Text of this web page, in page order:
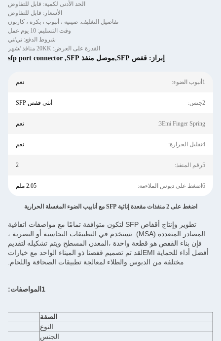
الحد الأدنى لكمية: قابل للتفاوض
الأسعار: قابل للتفاوض
تفاصيل التغليف: صينية ، أنبوب ، بكرة ، كارتون
وقت التسليم: 10 يوم عمل
شروط الدفع: تي/تي
القدرة على العرض: 20KK منافذ /شهر
إبراز: قفص SFP,موصل منفذ SFP ,
sfp port connector
1أنبوب الضوء: نعم
2جنس: أنثى قفص SFP
3Emi Finger Spring: نعم
4تقليل الحرارة: نعم
5رقم المنفذ: 2
6اضغط على دبوس الملاءمة: 2.05 ملم
اضغط على 2 منفذات مقعدة إناثية SFP مع أنابيب الضوء المغسلة الحرارية
تطوير وإنتاج أقفاص SFP لتكون متوافقة تمامًا مع مواصفات اتفاقية
المصادر المتعددة (MSA). تستخدم في التطبيقات النحاسية أو البصرية ،
فإن بناء القفص هو قطعة واحدة ،المعدن المسطح ويتم تشكيله لتقديم
أفضل أداء للحماية EMIلقد تم تصميم قفصنا ذو الميناء الواحد مع خيارات
مختلفة من الدبوس والطلاء لمعالجة تطبيقات الصحافة واللحام.
1المواصفات:
الصفة
النوع
الجنس